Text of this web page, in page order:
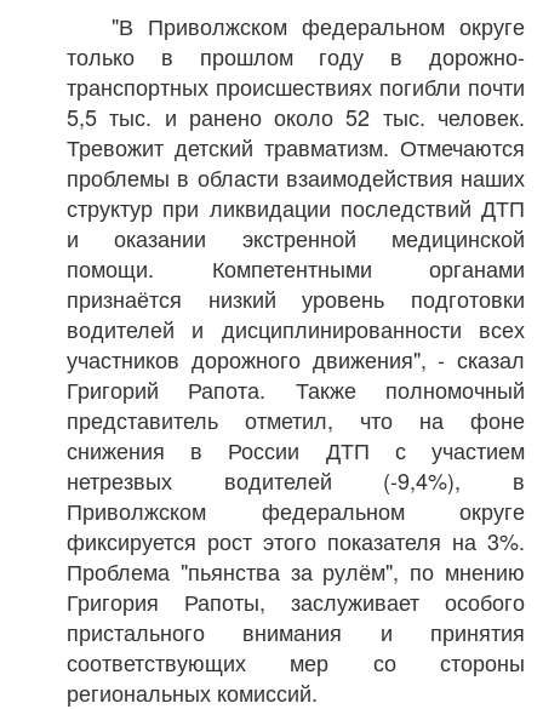
"В Приволжском федеральном округе
только в прошлом году в дорожно-
транспортных происшествиях погибли почти
5,5 тыс. и ранено около 52 тыс. человек.
Тревожит детский травматизм. Отмечаются
проблемы в области взаимодействия наших
структур при ликвидации последствий ДТП
и оказании экстренной медицинской
помощи. Компетентными органами
признаётся низкий уровень подготовки
водителей и дисциплинированности всех
участников дорожного движения", - сказал
Григорий Рапота. Также полномочный
представитель отметил, что на фоне
снижения в России ДТП с участием
нетрезвых водителей (-9,4%), в
Приволжском федеральном округе
фиксируется рост этого показателя на 3%.
Проблема "пьянства за рулём", по мнению
Григория Рапоты, заслуживает особого
пристального внимания и принятия
соответствующих мер со стороны
региональных комиссий.